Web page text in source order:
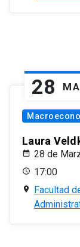
28
Laura
28 de
17:00
Facultad